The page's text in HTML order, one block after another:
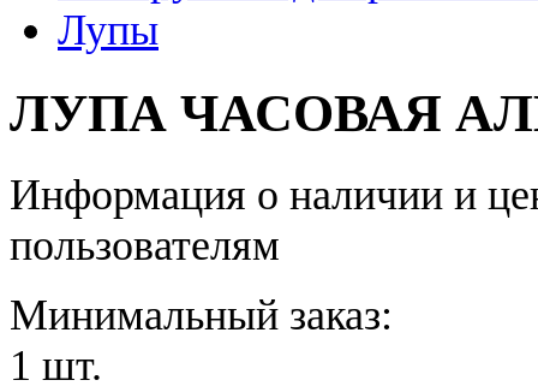
Лупы
ЛУПА ЧАСОВАЯ
Информация о наличии и
пользователям
Минимальный заказ:
1 шт.